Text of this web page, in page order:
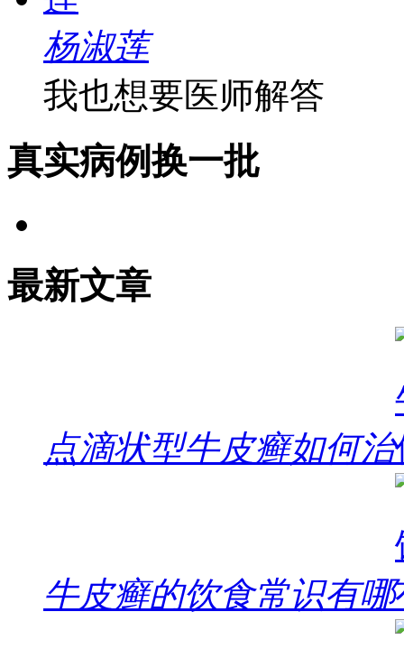
杨淑莲
我也想要医师解答
真实病例换一批
最新文章
点滴状型牛皮癣如何治
牛皮癣的饮食常识有哪